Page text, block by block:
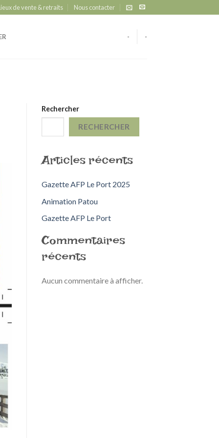
de vente & retraits Nous contacter
- -
Rechercher
RECHERCHER
Articles récents
Gazette AFP Le Port 2025
Animation Patou
Gazette AFP Le Port
Commentaires
récents
Aucun commentaire à afficher.